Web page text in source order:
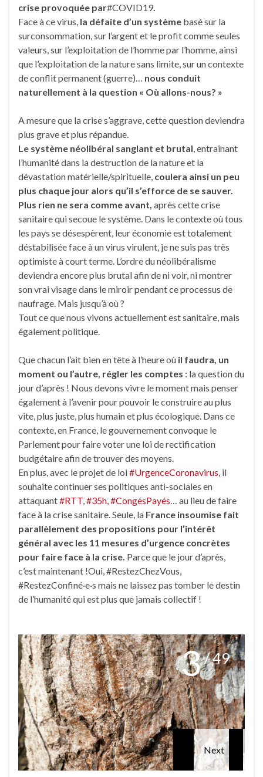
crise provoquée par#COVID19.
Face à ce virus, la défaite d’un système basé sur la
surconsommation, sur l’argent et le profit comme seules
valeurs, sur l’exploitation de l’homme par l’homme, ainsi
que l’exploitation de la nature sans limite, sur un contexte
de conflit permanent (guerre)… nous conduit
naturellement à la question « Où allons-nous? »
A mesure que la crise s’aggrave, cette question deviendra
plus grave et plus répandue.
Le système néolibéral sanglant et brutal, entraînant
l’humanité dans la destruction de la nature et la
dévastation matérielle/spirituelle, coulera ainsi un peu
plus chaque jour alors qu’il s’efforce de se sauver.
Plus rien ne sera comme avant, après cette crise
sanitaire qui secoue le système. Dans le contexte où tous
les pays se désespèrent, leur économie est totalement
déstabilisée face à un virus virulent, je ne suis pas très
optimiste à court terme. L’ordre du néolibéralisme
deviendra encore plus brutal afin de ni voir, ni montrer
son vrai visage dans le miroir pendant ce processus de
naufrage. Mais jusqu’à où ?
Tout ce que nous vivons actuellement est sanitaire, mais
également politique.
Que chacun l’ait bien en tête à l’heure où il faudra, un
moment ou l’autre, régler les comptes : la question du
jour d’après ! Nous devons vivre le moment mais penser
également à l’avenir pour pouvoir le construire au plus
vite, plus juste, plus humain et plus écologique. Dans ce
contexte, en France, le gouvernement convoque le
Parlement pour faire voter une loi de rectification
budgétaire afin de trouver des moyens.
En plus, avec le projet de loi#UrgenceCoronavirus, il
souhaite continuer ses politiques anti-sociales en
attaquant#RTT,#35h,#CongésPayés… au lieu de faire
face à la crise sanitaire. Seule, la France insoumise fait
parallèlement des propositions pour l’intérêt
général avec les 11 mesures d’urgence concrètes
pour faire face à la crise. Parce que le jour d’après,
c’est maintenant !Oui, #RestezChezVous,
#RestezConfiné·e·s mais ne laissez pas tomber le destin
de l’humanité qui est plus que jamais collectif !
3/ 49